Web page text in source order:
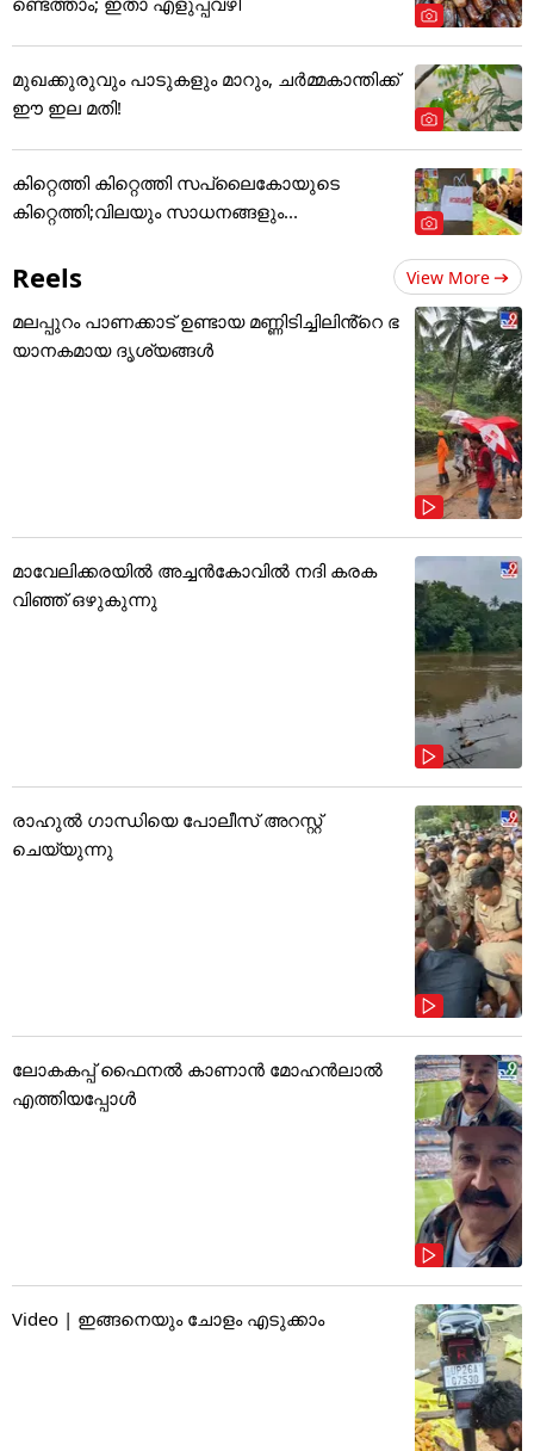
മുഖക്കുരുവും പാടുകളും മാറും, ചർമ്മകാന്തിക്ക്
ഈ ഇല മതി!
കിറ്റെത്തി കിറ്റെത്തി സപ്ലൈകോയുടെ
കിറ്റെത്തി;വിലയും സാധനങ്ങളും...
Reels View More
മലപ്പുറം പാണക്കാട് ഉണ്ടായ മണ്ണിടിച്ചിലിൻ്റെ ഭ
യാനകമായ ദൃശ്യങ്ങൾ
മാവേലിക്കരയിൽ അച്ചൻകോവിൽ നദി കരക
വിഞ്ഞ് ഒഴുകുന്നു
രാഹുൽ ഗാന്ധിയെ പോലീസ് അറസ്റ്റ്
ചെയ്യുന്നു
ലോകകപ്പ് ഫൈനൽ കാണാൻ മോഹൻലാൽ
എത്തിയപ്പോൾ
Video | ഇങ്ങനെയും ചോളം എടുക്കാം